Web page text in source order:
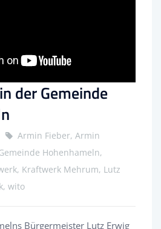
der Gemeinde
Armin Fieber, Armin
Hohenhameln,
Kraftwerk Mehrum, Lutz
wito
Bürgermeister Lutz Erwig